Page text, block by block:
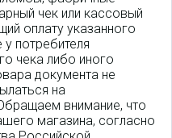
чек или кассовый
оплату указанного
потребителя
чека либо иного
документа не
на
внимание, что
магазина, согласно